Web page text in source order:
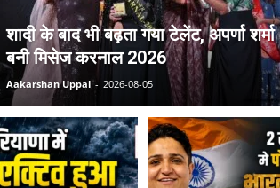
शादी के बाद भी बढ़ता गया टेलेंट, अपर्णा शर्मा
बनी मिसेज करनाल 2026
Aakarshan Uppal - 2026-08-05